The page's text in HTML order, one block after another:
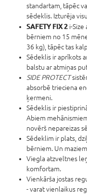
standartam, tāpēc
sēdeklis. Izturēja
SAFETY FIX 2 i-
bērniem no 15
36 kg), tāpēc tas
Sēdeklis ir aprīkots
balstu ar atmiņas
SIDE PROTECT
absorbē trieciena
ķermeni.
Sēdeklis ir
Abiem
novērš nepareizas
Sēdeklim ir plats,
bērniem. Un
Viegla atzveltnes
komfortam.
Vienkārša jostas
- varat vienlaikus